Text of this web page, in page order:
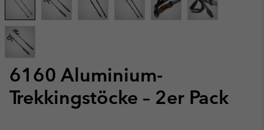
6160 Aluminium-
Trekkingstöcke – 2er Pack